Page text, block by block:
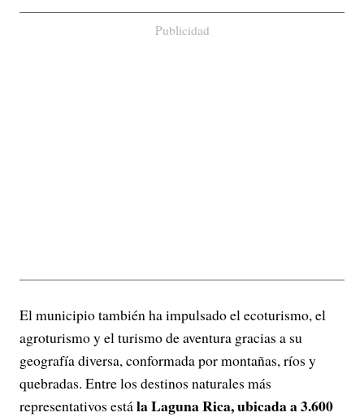
Publicidad
El municipio también ha impulsado el ecoturismo, el
agroturismo y el turismo de aventura gracias a su
geografía diversa, conformada por montañas, ríos y
quebradas. Entre los destinos naturales más
representativos estála Laguna Rica, ubicada a 3.600